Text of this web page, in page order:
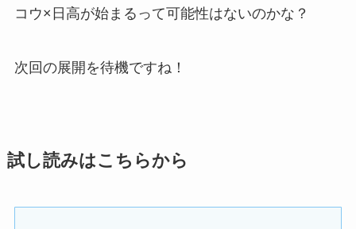
コウ×日高が始まるって可能性はないのかな？
次回の展開を待機ですね！
試し読みはこちらから